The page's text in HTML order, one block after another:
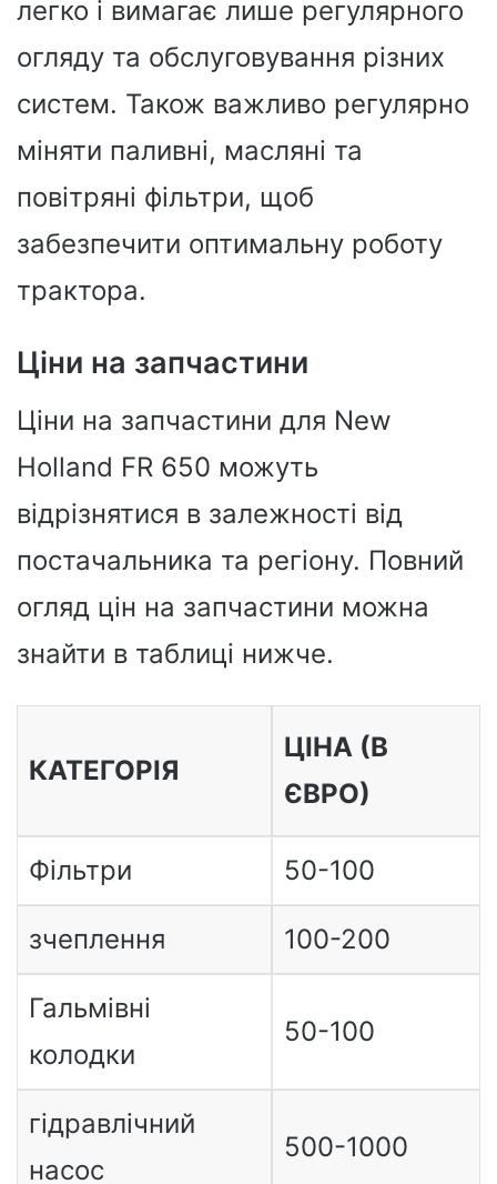
легко і вимагає лише регулярного
огляду та обслуговування різних
систем. Також важливо регулярно
міняти паливні, масляні та
повітряні фільтри, щоб
забезпечити оптимальну роботу
трактора.
Ціни на запчастини
Ціни на запчастини для New
Holland FR 650 можуть
відрізнятися в залежності від
постачальника та регіону. Повний
огляд цін на запчастини можна
знайти в таблиці нижче.
КАТЕГОРІЯ
ЦІНА (В
ЄВРО)
Фільтри 50-100
зчеплення 100-200
Гальмівні
колодки
50-100
гідравлічний
насос
500-1000